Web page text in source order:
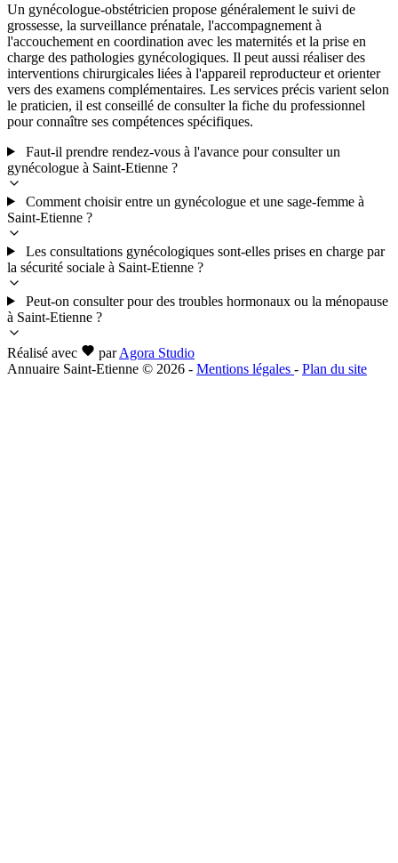
Un gynécologue-obstétricien propose généralement le suivi de
grossesse, la surveillance prénatale, l'accompagnement à
l'accouchement en coordination avec les maternités et la prise en
charge des pathologies gynécologiques. Il peut aussi réaliser des
interventions chirurgicales liées à l'appareil reproducteur et orienter
vers des examens complémentaires. Les services précis varient selon
le praticien, il est conseillé de consulter la fiche du professionnel
pour connaître ses compétences spécifiques.
Faut-il prendre rendez-vous à l'avance pour consulter un
gynécologue à Saint-Etienne ?
Comment choisir entre un gynécologue et une sage-femme à
Saint-Etienne ?
Les consultations gynécologiques sont-elles prises en charge par
la sécurité sociale à Saint-Etienne ?
Peut-on consulter pour des troubles hormonaux ou la ménopause
à Saint-Etienne ?
Réalisé avec par Agora Studio
Annuaire Saint-Etienne © 2026 - Mentions légales - Plan du site